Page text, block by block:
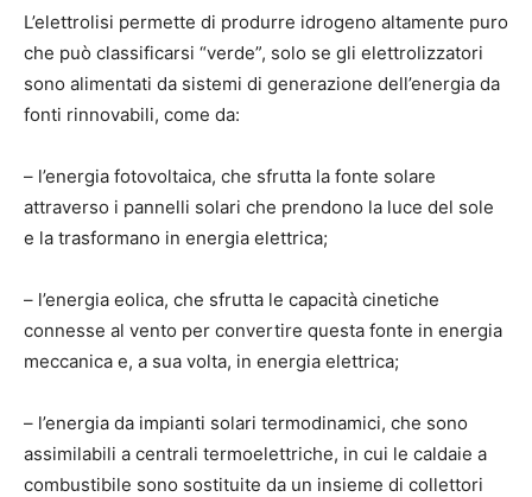
L’elettrolisi permette di produrre idrogeno altamente puro
che può classificarsi “verde”, solo se gli elettrolizzatori
sono alimentati da sistemi di generazione dell’energia da
fonti rinnovabili, come da:
– l’energia fotovoltaica, che sfrutta la fonte solare
attraverso i pannelli solari che prendono la luce del sole
e la trasformano in energia elettrica;
– l’energia eolica, che sfrutta le capacità cinetiche
connesse al vento per convertire questa fonte in energia
meccanica e, a sua volta, in energia elettrica;
– l’energia da impianti solari termodinamici, che sono
assimilabili a centrali termoelettriche, in cui le caldaie a
combustibile sono sostituite da un insieme di collettori